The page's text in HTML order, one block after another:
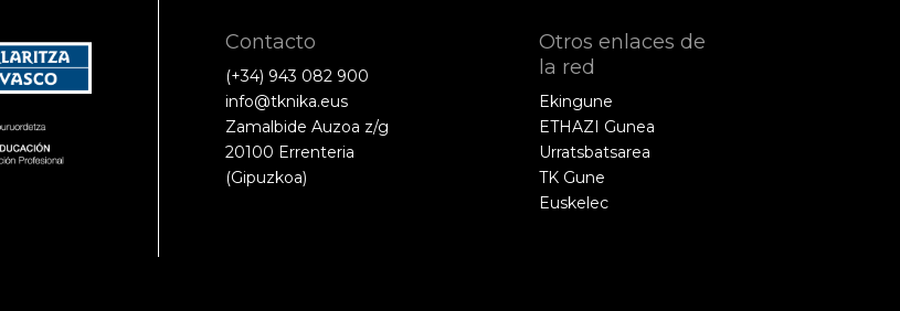
Contacto
(+34) 943 082 900
info@tknika.eus
Zamalbide Auzoa z/g
20100 Errenteria
(Gipuzkoa)
Otros enlaces de
la red
Ekingune
ETHAZI Gunea
Urratsbatsarea
TK Gune
Euskelec